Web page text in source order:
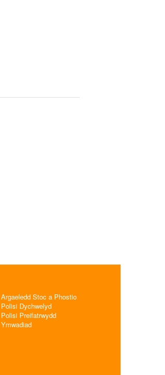
Argaeledd Stoc a Phostio
Polisi Dychwelyd
Polisi Preifatrwydd
Ymwadiad